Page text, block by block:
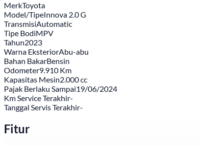
MerkToyota
Model/TipeInnova 2.0 G
TransmisiAutomatic
Tipe BodiMPV
Tahun2023
Warna EksteriorAbu-abu
Bahan BakarBensin
Odometer9.910 Km
Kapasitas Mesin2.000 cc
Pajak Berlaku Sampai19/06/2024
Km Service Terakhir-
Tanggal Servis Terakhir-
Fitur